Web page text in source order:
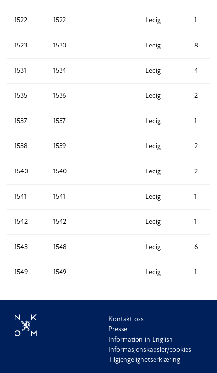
1522 1522 Ledig 1
1523 1530 Ledig 8
1531 1534 Ledig 4
1535 1536 Ledig 2
1537 1537 Ledig 1
1538 1539 Ledig 2
1540 1540 Ledig 2
1541 1541 Ledig 1
1542 1542 Ledig 1
1543 1548 Ledig 6
1549 1549 Ledig 1
Kontakt oss
Presse
Information in English
Informasjonskapsler/cookies
Tilgjengelighetserklæring